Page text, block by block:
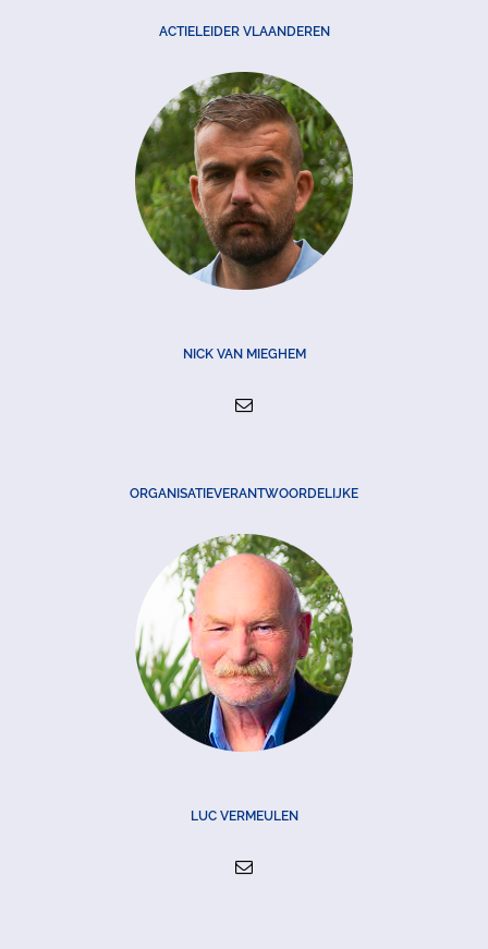
ACTIELEIDER VLAANDEREN
NICK VAN MIEGHEM
ORGANISATIEVERANTWOORDELIJKE
LUC VERMEULEN